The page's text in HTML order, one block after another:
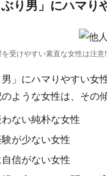
ぶり男」にハマり
受けやすい素直な女性は注意
男」にハマりやすい女
ような女性は、その
わない純朴な女性
が少ない女性
自信がない女性